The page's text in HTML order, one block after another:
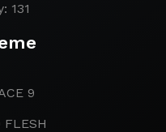
131
9
FLESH